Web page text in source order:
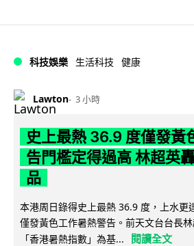
科技娛樂 生活科技 健康
Lawton 3 小時
史上最熱 36.9 度僅發黃
告門檻定得過高 林超英
品
本港周日錄得史上最熱 36.9 度，上水更
僅發黃色工作暑熱警告。前天文台台長
「香港暑熱指數」為基...
閱讀全文